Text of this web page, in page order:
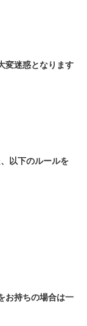
変迷惑となります
以下のルールを
お持ちの場合は一